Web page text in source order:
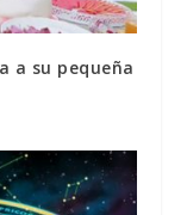
a su pequeña